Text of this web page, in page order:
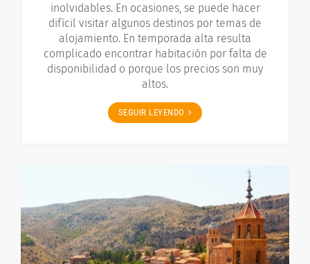
inolvidables. En ocasiones, se puede hacer
difícil visitar algunos destinos por temas de
alojamiento. En temporada alta resulta
complicado encontrar habitación por falta de
disponibilidad o porque los precios son muy
altos.
SEGUIR LEYENDO